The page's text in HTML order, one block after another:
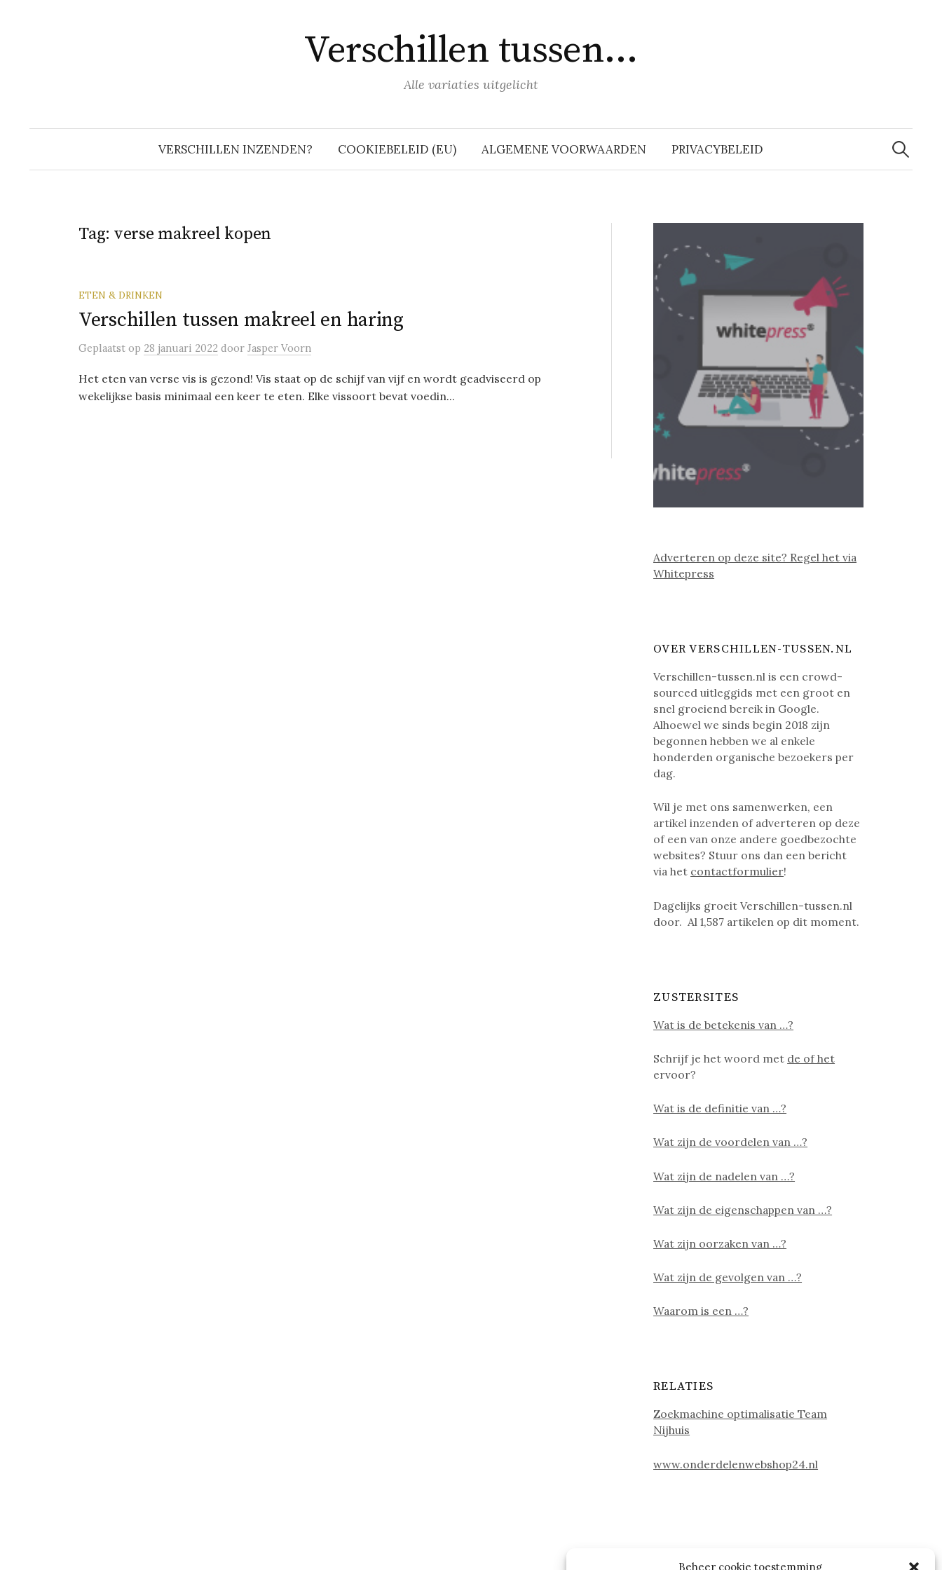
Beheer cookie toestemming
Verschillen tussen…
Alle variaties uitgelicht
VERSCHILLEN INZENDEN? COOKIEBELEID (EU) ALGEMENE VOORWAARDEN PRIVACYBELEID
Zoeken
naar:
Tag: verse makreel kopen
ETEN & DRINKEN
Verschillen tussen makreel en haring
Geplaatst op 28 januari 2022 door Jasper Voorn
Het eten van verse vis is gezond! Vis staat op de schijf van vijf en wordt geadviseerd op
wekelijkse basis minimaal een keer te eten. Elke vissoort bevat voedin...
Adverteren op deze site? Regel het via
Whitepress
OVER VERSCHILLEN-TUSSEN.NL
Verschillen-tussen.nl is een crowd-
sourced uitleggids met een groot en
snel groeiend bereik in Google.
Alhoewel we sinds begin 2018 zijn
begonnen hebben we al enkele
honderden organische bezoekers per
dag.
Wil je met ons samenwerken, een
artikel inzenden of adverteren op deze
of een van onze andere goedbezochte
websites? Stuur ons dan een bericht
via het contactformulier!
Dagelijks groeit Verschillen-tussen.nl
door. Al1,587 artikelen op dit moment.
ZUSTERSITES
Wat is de betekenis van …?
Schrijf je het woord met de of het
ervoor?
Wat is de definitie van …?
Wat zijn de voordelen van …?
Wat zijn de nadelen van …?
Wat zijn de eigenschappen van …?
Wat zijn oorzaken van …?
Wat zijn de gevolgen van …?
Waarom is een …?
RELATIES
Zoekmachine optimalisatie Team
Nijhuis
www.onderdelenwebshop24.nl